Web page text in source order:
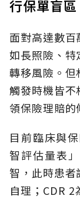
行保單盲區
面對高達數
如長照險、特
轉移風險。
觸發時機皆
領保險理賠的
目前臨床與
智評估量表
智，此時患
自理；CDR